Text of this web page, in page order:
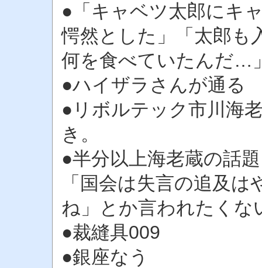
●「キャベツ太郎にキ
愕然とした」「太郎も
何を食べていたんだ…
●ハイザラさんが通る
●リボルテック市川
き。
●半分以上海老蔵の話
「国会は失言の追及
ね」とか言われたくな
●裁縫具009
●銀座なう